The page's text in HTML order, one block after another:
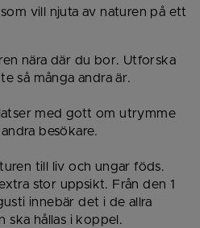
vill njuta av naturen på ett
nära där du bor. Utforska
så många andra är.
med gott om utrymme
besökare.
till liv och ungar föds.
stor uppsikt. Från den 1
innebär det i de allra
ska hållas i koppel.